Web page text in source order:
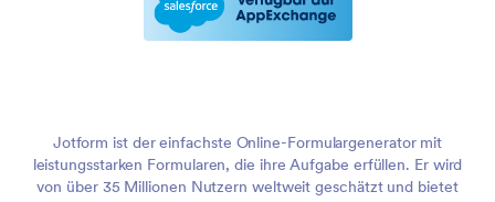
Jotform ist der einfachste Online-Formulargenerator mit
leistungsstarken Formularen, die ihre Aufgabe erfüllen. Er wird
von über 35 Millionen Nutzern weltweit geschätzt und bietet